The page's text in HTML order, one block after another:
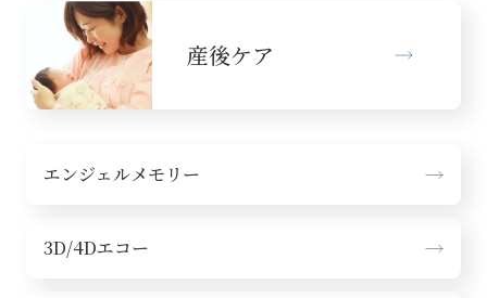
産後ケア
エンジェルメモリー
3D/4Dエコー